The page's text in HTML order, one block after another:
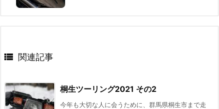
 関連記事
桐生ツーリング2021 その2
今年も大切な人に会うために、群馬県桐生市まで走